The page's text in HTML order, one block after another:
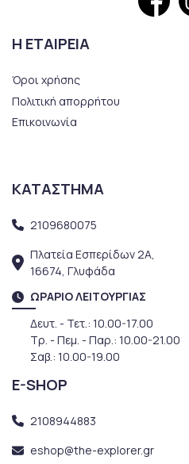
Η ΕΤΑΙΡΕΙΑ
Όροι χρήσης
Πολιτική απορρήτου
Επικοινωνία
ΚΑΤΑΣΤΗΜΑ
2109680075
Πλατεία Εσπερίδων 2Α,
16674, Γλυφάδα
ΩΡΑΡΙΟ ΛΕΙΤΟΥΡΓΙΑΣ
Δευτ. - Τετ.: 10.00-17.00
Τρ. - Πεμ. - Παρ.: 10.00-21.00
Σαβ.: 10.00-19.00
E-SHOP
2108944883
eshop@the-explorer.gr